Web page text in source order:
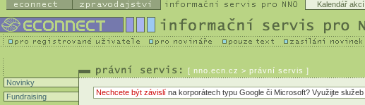
Kalendář akcí
[ nno.ecn.cz > právní servis ]
Novinky
Fundraising
Nechcete být závislí na korporátech typu Google či Microsoft? Využijte služeb